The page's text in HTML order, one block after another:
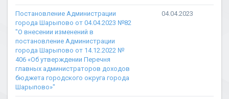
Постановление Администрации
города Шарыпово от 04.04.2023 №82
"О внесении изменений в
постановление Администрации
города Шарыпово от 14.12.2022 №
406 «Об утверждении Перечня
главных администраторов доходов
бюджета городского округа города
Шарыпово»"
04.04.2023